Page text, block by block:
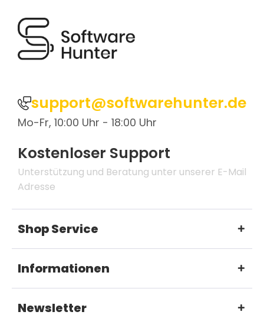
support@softwarehunter.de
Mo-Fr, 10:00 Uhr - 18:00 Uhr
Kostenloser Support
Unterstützung und Beratung unter unserer E-Mail
Adresse
Shop Service
Informationen
Newsletter